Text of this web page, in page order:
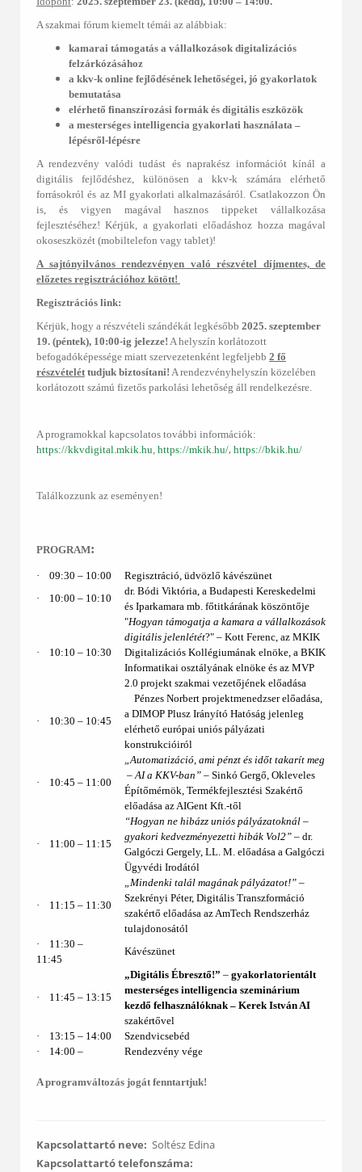
A szakmai fórum kiemelt témái az alábbiak:
kamarai támogatás a vállalkozások digitalizációs
felzárkózásához
a kkv-k online fejlődésének lehetőségei, jó gyakorlatok
bemutatása
elérhető finanszírozási formák és digitális eszközök
a mesterséges intelligencia gyakorlati használata ‒
lépésről-lépésre
A rendezvény valódi tudást és naprakész információt kínál a
digitális fejlődéshez, különösen a kkv-k számára elérhető
forrásokról és az MI gyakorlati alkalmazásáról. Csatlakozzon Ön
is, és vigyen magával hasznos tippeket vállalkozása
fejlesztéséhez! Kérjük, a gyakorlati előadáshoz hozza magával
okoseszközét (mobiltelefon vagy tablet)!
A sajtónyilvános rendezvényen való részvétel díjmentes, de
előzetes regisztrációhoz kötött!
Regisztrációs link:
Kérjük, hogy a részvételi szándékát legkésőbb 2025. szeptember
19. (péntek), 10:00-ig jelezze! A helyszín korlátozott
befogadóképessége miatt szervezetenként legfeljebb 2 fő
részvételét tudjuk biztosítani! A rendezvényhelyszín közelében
korlátozott számú fizetős parkolási lehetőség áll rendelkezésre.
A programokkal kapcsolatos további információk:
https://kkvdigital.mkik.hu, https://mkik.hu/, https://bkik.hu/
Találkozzunk az eseményen!
PROGRAM:
· 09:30 ‒ 10:00
Regisztráció, üdvözlő kávészünet
·
10:00 – 10:10
dr. Bódi Viktória, a Budapesti Kereskedelmi
és Iparkamara mb. főtitkárának köszöntője
· 10:10 ‒ 10:30
"Hogyan támogatja a kamara a vállalkozások
digitális jelenlétét?" – Kott Ferenc, az MKIK
Digitalizációs Kollégiumának elnöke, a BKIK
Informatikai osztályának elnöke és az MVP
2.0 projekt szakmai vezetőjének előadása
· 10:30 – 10:45
Pénzes Norbert projektmenedzser előadása,
a DIMOP Plusz Irányító Hatóság jelenleg
elérhető európai uniós pályázati
konstrukcióiról
· 10:45 – 11:00
„Automatizáció, ami pénzt és időt takarít meg
– AI a KKV-ban” – Sinkó Gergő, Okleveles
Építőmérnök, Termékfejlesztési Szakértő
előadása az AIGent Kft.-től
· 11:00 – 11:15
“Hogyan ne hibázz uniós pályázatoknál –
gyakori kedvezményezetti hibák Vol2” – dr.
Galgóczi Gergely, LL. M. előadása a Galgóczi
Ügyvédi Irodától
· 11:15 – 11:30
„Mindenki talál magának pályázatot!” –
Szekrényi Péter, Digitális Transzformáció
szakértő előadása az AmTech Rendszerház
tulajdonosától
·
11:30 ‒
11:45
Kávészünet
· 11:45 – 13:15
„Digitális Ébresztő!” – gyakorlatorientált
mesterséges intelligencia szeminárium
kezdő felhasználóknak ‒ Kerek István AI
szakértővel
·
13:15 ‒ 14:00
Szendvicsebéd
·
14:00 ‒ Rendezvény vége
A programváltozás jogát fenntartjuk!
Kapcsolattartó neve: Soltész Edina
Kapcsolattartó telefonszáma: